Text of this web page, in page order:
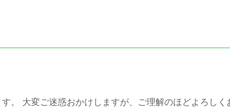
。 大変ご迷惑おかけしますが、ご理解のほどよろしく